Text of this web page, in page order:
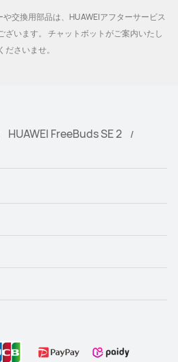
交換用部品は、HUAWEIアフターサービス
います。 チャットボットがご案内いたし
さいませ。
HUAWEI FreeBuds SE 2